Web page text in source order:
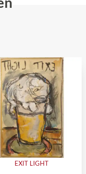
EXIT LIGHT